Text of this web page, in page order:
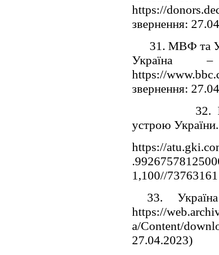
https://
звернення:
31. МВФ та
https://
звернення:
32.
устрою
https://
1,100//
33.
https://
a/Content/
27.04.2023)